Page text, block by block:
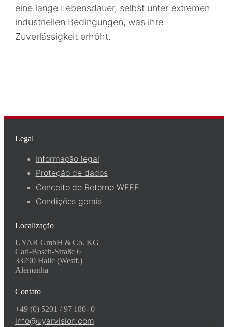
eine lange Lebensdauer, selbst unter extremen
industriellen Bedingungen, was ihre
Zuverlässigkeit erhöht.
Legal
Informação legal
Proteção de dados
Conceito de Retorno WEEE
Condições gerais
Localização
UYAR GmbH & Co. KG
Carl-Bosch-Straße 6
33790 Halle (Westf.)
Alemanha
Contato
+49 (0) 5201 / 97 180- 0
info@uyarvision.com